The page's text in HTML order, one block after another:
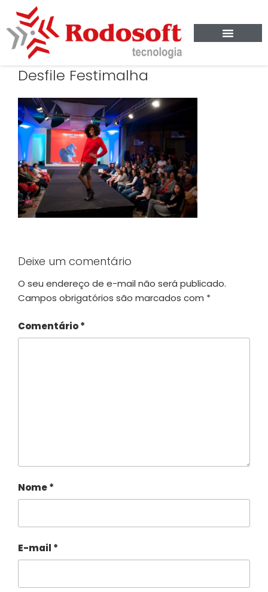
Desfile Festimalha
Deixe um comentário
O seu endereço de e-mail não será publicado.
Campos obrigatórios são marcados com *
Comentário*
Nome*
E-mail *